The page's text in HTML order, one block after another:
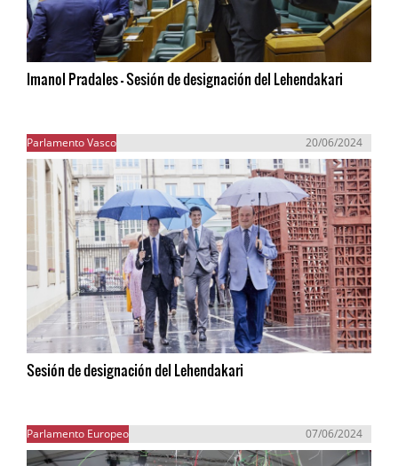
Imanol Pradales - Sesión de designación del Lehendakari
Parlamento Vasco 20/06/2024
Sesión de designación del Lehendakari
Parlamento Europeo 07/06/2024